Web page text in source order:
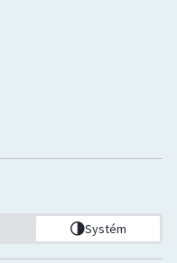
Systém